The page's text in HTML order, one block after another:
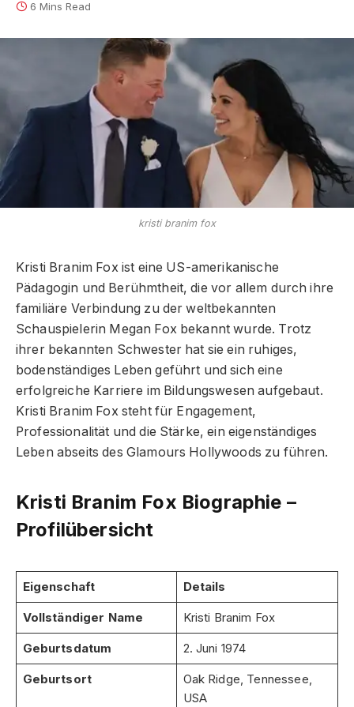
6 Mins Read
kristi branim fox
Kristi Branim Fox ist eine US-amerikanische
Pädagogin und Berühmtheit, die vor allem durch ihre
familiäre Verbindung zu der weltbekannten
Schauspielerin Megan Fox bekannt wurde. Trotz
ihrer bekannten Schwester hat sie ein ruhiges,
bodenständiges Leben geführt und sich eine
erfolgreiche Karriere im Bildungswesen aufgebaut.
Kristi Branim Fox steht für Engagement,
Professionalität und die Stärke, ein eigenständiges
Leben abseits des Glamours Hollywoods zu führen.
Kristi Branim Fox Biographie –
Profilübersicht
Eigenschaft Details
Vollständiger Name Kristi Branim Fox
Geburtsdatum 2. Juni 1974
Geburtsort
Oak Ridge, Tennessee,
USA